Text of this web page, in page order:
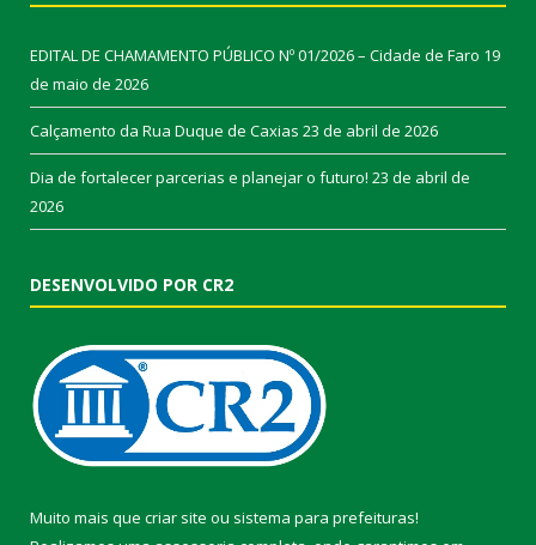
EDITAL DE CHAMAMENTO PÚBLICO Nº 01/2026 – Cidade de Faro 19
de maio de 2026
Calçamento da Rua Duque de Caxias 23 de abril de 2026
Dia de fortalecer parcerias e planejar o futuro! 23 de abril de
2026
DESENVOLVIDO POR CR2
Muito mais que criar site ou sistema para prefeituras!